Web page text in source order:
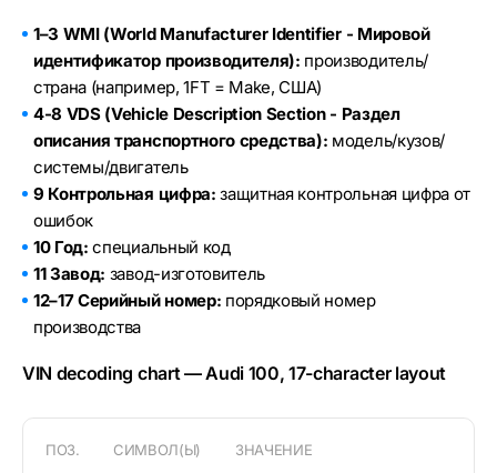
1–3 WMI (World Manufacturer Identifier - Мировой
идентификатор производителя): производитель/
страна (например, 1FT = Make, США)
4-8 VDS (Vehicle Description Section - Раздел
описания транспортного средства): модель/кузов/
системы/двигатель
9 Контрольная цифра: защитная контрольная цифра от
ошибок
10 Год: специальный код
11 Завод: завод-изготовитель
12–17 Серийный номер: порядковый номер
производства
VIN decoding chart — Audi 100, 17-character layout
ПОЗ. СИМВОЛ(Ы) ЗНАЧЕНИЕ